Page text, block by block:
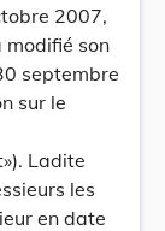
2007,
modifié son
septembre
sur le
Ladite
les
en date